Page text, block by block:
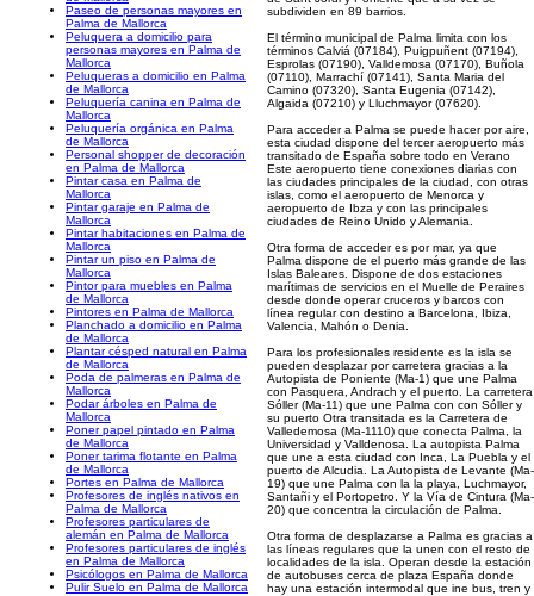
Paseo de personas mayores en
Palma de Mallorca
Peluquera a domicilio para
personas mayores en Palma de
Mallorca
Peluqueras a domicilio en Palma
de Mallorca
Peluquería canina en Palma de
Mallorca
Peluquería orgánica en Palma
de Mallorca
Personal shopper de decoración
en Palma de Mallorca
Pintar casa en Palma de
Mallorca
Pintar garaje en Palma de
Mallorca
Pintar habitaciones en Palma de
Mallorca
Pintar un piso en Palma de
Mallorca
Pintor para muebles en Palma
de Mallorca
Pintores en Palma de Mallorca
Planchado a domicilio en Palma
de Mallorca
Plantar césped natural en Palma
de Mallorca
Poda de palmeras en Palma de
Mallorca
Podar árboles en Palma de
Mallorca
Poner papel pintado en Palma
de Mallorca
Poner tarima flotante en Palma
de Mallorca
Portes en Palma de Mallorca
Profesores de inglés nativos en
Palma de Mallorca
Profesores particulares de
alemán en Palma de Mallorca
Profesores particulares de inglés
en Palma de Mallorca
Psicólogos en Palma de Mallorca
Pulir Suelo en Palma de Mallorca
subdividen en 89 barrios.
El término municipal de Palma limita con los
términos Calviá (07184), Puigpuñent (07194),
Esprolas (07190), Valldemosa (07170), Buñola
(07110), Marrachí (07141), Santa Maria del
Camino (07320), Santa Eugenia (07142),
Algaida (07210) y Lluchmayor (07620).
Para acceder a Palma se puede hacer por aire,
esta ciudad dispone del tercer aeropuerto más
transitado de España sobre todo en Verano
Este aeropuerto tiene conexiones diarias con
las ciudades principales de la ciudad, con otras
islas, como el aeropuerto de Menorca y
aeropuerto de Ibza y con las principales
ciudades de Reino Unido y Alemania.
Otra forma de acceder es por mar, ya que
Palma dispone de el puerto más grande de las
Islas Baleares. Dispone de dos estaciones
marítimas de servicios en el Muelle de Peraires
desde donde operar cruceros y barcos con
línea regular con destino a Barcelona, Ibiza,
Valencia, Mahón o Denia.
Para los profesionales residente es la isla se
pueden desplazar por carretera gracias a la
Autopista de Poniente (Ma-1) que une Palma
con Pasquera, Andrach y el puerto. La carretera
Sóller (Ma-11) que une Palma con con Sóller y
su puerto Otra transitada es la Carretera de
Valledemosa (Ma-1110) que conecta Palma, la
Universidad y Valldenosa. La autopista Palma
que une a esta ciudad con Inca, La Puebla y el
puerto de Alcudia. La Autopista de Levante (Ma-
19) que une Palma con la la playa, Luchmayor,
Santañi y el Portopetro. Y la Vía de Cintura (Ma-
20) que concentra la circulación de Palma.
Otra forma de desplazarse a Palma es gracias a
las líneas regulares que la unen con el resto de
localidades de la isla. Operan desde la estación
de autobuses cerca de plaza España donde
hay una estación intermodal que ine bus, tren y